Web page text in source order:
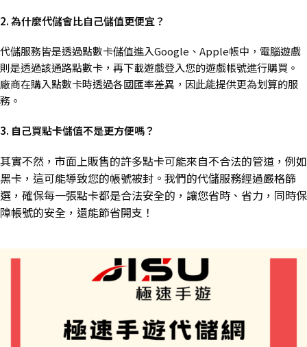
2. 為什麼代儲會比自己儲值更便宜？
代儲服務皆是透過點數卡儲值進入Google、Apple帳中，電腦遊戲
則是透過該通路點數卡，再下載遊戲登入您的遊戲帳號進行購買。
廠商在購入點數卡時透過各國匯率差異，因此能提供更為划算的服
務。
3. 自己買點卡儲值不是更方便嗎？
其實不然，市面上販售的許多點卡可能來自不合法的管道，例如
黑卡，這可能導致您的帳號被封。我們的代儲服務經過嚴格篩
選，確保每一張點卡都是合法安全的，讓您省時、省力，同時保
障帳號的安全，還能節省開支！